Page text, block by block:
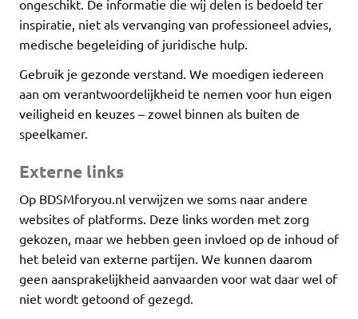
ongeschikt. De informatie die wij delen is bedoeld ter
inspiratie, niet als vervanging van professioneel advies,
medische begeleiding of juridische hulp.
Gebruik je gezonde verstand. We moedigen iedereen
aan om verantwoordelijkheid te nemen voor hun eigen
veiligheid en keuzes – zowel binnen als buiten de
speelkamer.
Externe links
Op BDSMforyou.nl verwijzen we soms naar andere
websites of platforms. Deze links worden met zorg
gekozen, maar we hebben geen invloed op de inhoud of
het beleid van externe partijen. We kunnen daarom
geen aansprakelijkheid aanvaarden voor wat daar wel of
niet wordt getoond of gezegd.